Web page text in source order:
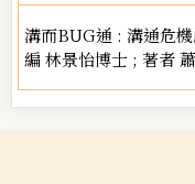
溝而BUG通 : 溝通危
編 林景怡博士 ; 著者